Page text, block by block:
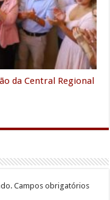
da Central Regional
Campos obrigatórios